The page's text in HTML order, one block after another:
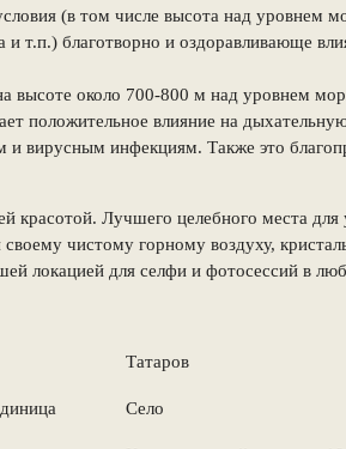
(в том числе высота над уровнем
и т.п.) благотворно и оздоравливающе
высоте около 700-800 м над уровнем
положительное влияние на
и вирусным инфекциям. Также это
красотой. Лучшего целебного места
чистому горному воздуху,
локацией для селфи и фотосессий в
Татаров
Село